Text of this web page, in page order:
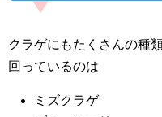
クラゲにもたくさんの種
回っているのは
ミズクラゲ